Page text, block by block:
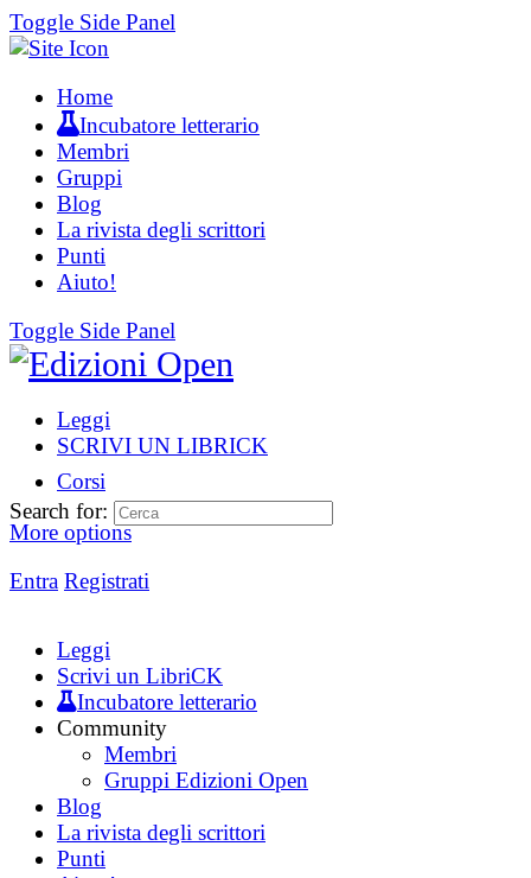
Toggle Side Panel
Home
Incubatore letterario
Membri
Gruppi
Blog
La rivista degli scrittori
Punti
Aiuto!
Toggle Side Panel
Leggi
SCRIVI UN LIBRICK
Corsi
More options
Entra Registrati
Search for:
Leggi
Scrivi un LibriCK
Incubatore letterario
Community
Membri
Gruppi Edizioni Open
Blog
La rivista degli scrittori
Punti